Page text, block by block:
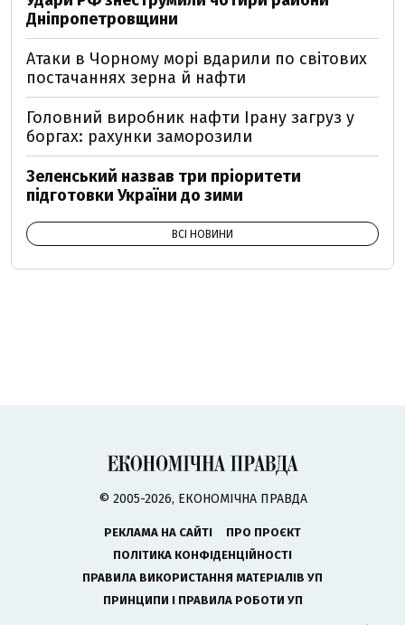
Дніпропетровщини
Атаки в Чорному морі вдарили по світових
постачаннях зерна й нафти
Головний виробник нафти Ірану загруз у
боргах: рахунки заморозили
Зеленський назвав три пріоритети
підготовки України до зими
ВСІ НОВИНИ
© 2005-2026, ЕКОНОМІЧНА ПРАВДА
РЕКЛАМА НА САЙТІ
ПРО ПРОЄКТ
ПОЛІТИКА КОНФІДЕНЦІЙНОСТІ
ПРАВИЛА ВИКОРИСТАННЯ МАТЕРІАЛІВ УП
ПРИНЦИПИ І ПРАВИЛА РОБОТИ УП